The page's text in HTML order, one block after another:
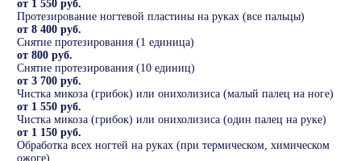
от 1 550 руб.
Протезирование ногтевой пластины на руках (все пальцы)
от 8 400 руб.
Снятие протезирования (1 единица)
от 800 руб.
Снятие протезирования (10 единиц)
от 3 700 руб.
Чистка микоза (грибок) или онихолизиса (малый палец на ноге)
от 1 550 руб.
Чистка микоза (грибок) или онихолизиса (один палец на руке)
от 1 150 руб.
Обработка всех ногтей на руках (при термическом, химическом
ожоге)